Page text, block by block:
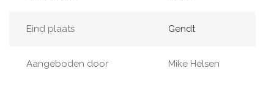
Eind plaats Gendt
Aangeboden door Mike Helsen